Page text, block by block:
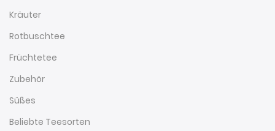
Kräuter
Rotbuschtee
Früchtetee
Zubehör
Süßes
Beliebte Teesorten